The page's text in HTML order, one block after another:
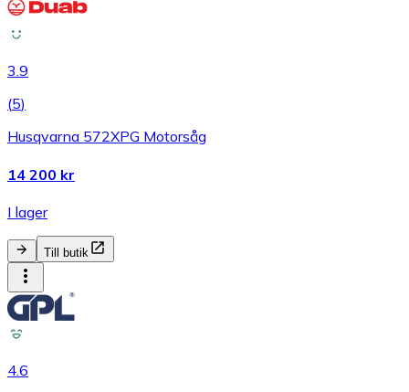
3.9
(5)
Husqvarna 572XPG Motorsåg
14 200 kr
I lager
Till butik
4.6